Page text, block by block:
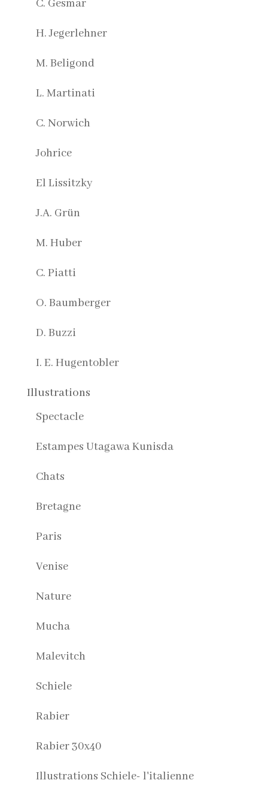
C. Gesmar
H. Jegerlehner
M. Beligond
L. Martinati
C. Norwich
Johrice
El Lissitzky
J.A. Grün
M. Huber
C. Piatti
O. Baumberger
D. Buzzi
I. E. Hugentobler
Illustrations
Spectacle
Estampes Utagawa Kunisda
Chats
Bretagne
Paris
Venise
Nature
Mucha
Malevitch
Schiele
Rabier
Rabier 30x40
Illustrations Schiele- l'italienne